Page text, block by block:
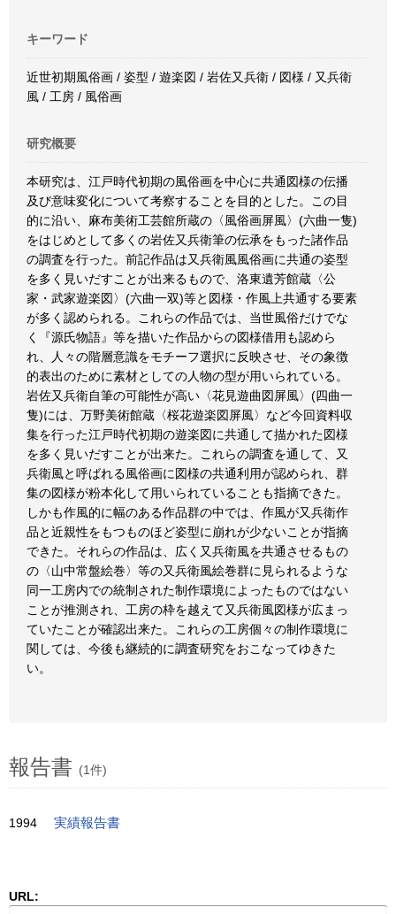
キーワード
近世初期風俗画 / 姿型 / 遊楽図 / 岩佐又兵衛 / 図様 / 又兵衛
風 / 工房 / 風俗画
研究概要
本研究は、江戸時代初期の風俗画を中心に共通図様の伝播
及び意味変化について考察することを目的とした。この目
的に沿い、麻布美術工芸館所蔵の〈風俗画屏風〉(六曲一隻)
をはじめとして多くの岩佐又兵衛筆の伝承をもった諸作品
の調査を行った。前記作品は又兵衛風風俗画に共通の姿型
を多く見いだすことが出来るもので、洛東遺芳館蔵〈公
家・武家遊楽図〉(六曲一双)等と図様・作風上共通する要素
が多く認められる。これらの作品では、当世風俗だけでな
く『源氏物語』等を描いた作品からの図様借用も認めら
れ、人々の階層意識をモチーフ選択に反映させ、その象徴
的表出のために素材としての人物の型が用いられている。
岩佐又兵衛自筆の可能性が高い〈花見遊曲図屏風〉(四曲一
隻)には、万野美術館蔵〈桜花遊楽図屏風〉など今回資料収
集を行った江戸時代初期の遊楽図に共通して描かれた図様
を多く見いだすことが出来た。これらの調査を通して、又
兵衛風と呼ばれる風俗画に図様の共通利用が認められ、群
集の図様が粉本化して用いられていることも指摘できた。
しかも作風的に幅のある作品群の中では、作風が又兵衛作
品と近親性をもつものほど姿型に崩れが少ないことが指摘
できた。それらの作品は、広く又兵衛風を共通させるもの
の〈山中常盤絵巻〉等の又兵衛風絵巻群に見られるような
同一工房内での統制された制作環境によったものではない
ことが推測され、工房の枠を越えて又兵衛風図様が広まっ
ていたことが確認出来た。これらの工房個々の制作環境に
関しては、今後も継続的に調査研究をおこなってゆきた
い。
報告書 (1件)
1994 実績報告書
URL: